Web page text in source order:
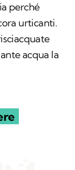
perché
urticanti.
acqua la